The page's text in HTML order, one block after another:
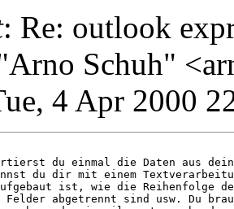
: Re: outlook
Schuh"
4 Apr 2000
du einmal die Daten aus
du dir mit einem
ist, wie die Reihenfolge
Felder abgetrennt sind usw. Du